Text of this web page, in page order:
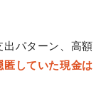
パターン、高額
匿していた現金は